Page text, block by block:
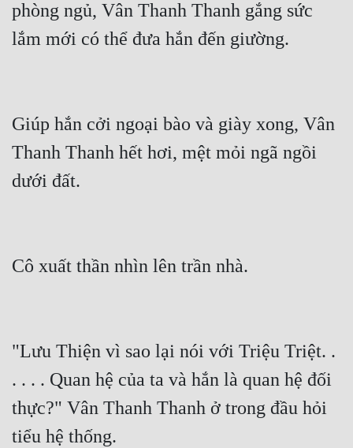
phòng ngủ, Vân Thanh Thanh gắng sức
lắm mới có thể đưa hắn đến giường.
Giúp hắn cởi ngoại bào và giày xong, Vân
Thanh Thanh hết hơi, mệt mỏi ngã ngồi
dưới đất.
Cô xuất thần nhìn lên trần nhà.
"Lưu Thiện vì sao lại nói với Triệu Triệt. .
. . . . Quan hệ của ta và hắn là quan hệ đối
thực?" Vân Thanh Thanh ở trong đầu hỏi
tiểu hệ thống.